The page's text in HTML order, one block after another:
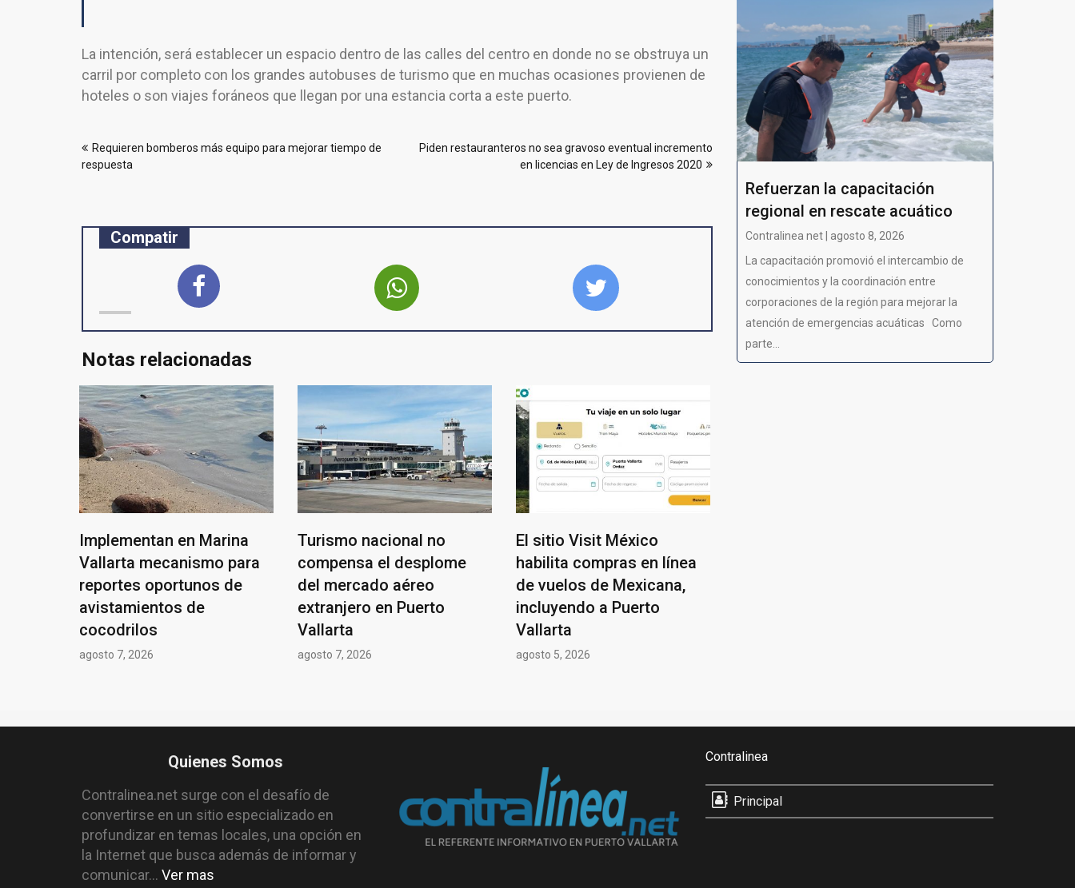
La intención, será establecer un espacio dentro de las calles del centro en donde no se obstruya un
carril por completo con los grandes autobuses de turismo que en muchas ocasiones provienen de
hoteles o son viajes foráneos que llegan por una estancia corta a este puerto.
deRequieren bomberos más equipo para mejorar tiempo de
respuesta
Piden restauranteros no sea gravoso eventual incremento
en licencias en Ley de Ingresos 2020
Compatir
Notas relacionadas
Implementan en Marina
Vallarta mecanismo para
reportes oportunos de
avistamientos de
cocodrilos
agosto 7, 2026
Turismo nacional no
compensa el desplome
del mercado aéreo
extranjero en Puerto
Vallarta
agosto 7, 2026
El sitio Visit México
habilita compras en línea
de vuelos de Mexicana,
incluyendo a Puerto
Vallarta
agosto 5, 2026
Refuerzan la capacitación
regional en rescate acuático
Contralinea net | agosto 8, 2026
La capacitación promovió el intercambio de
conocimientos y la coordinación entre
corporaciones de la región para mejorar la
atención de emergencias acuáticas Como
parte...
Quienes Somos
Contralinea.net surge con el desafío de
convertirse en un sitio especializado en
profundizar en temas locales, una opción en
la Internet que busca además de informar y
comunicar... Ver mas
Contralinea
Principal